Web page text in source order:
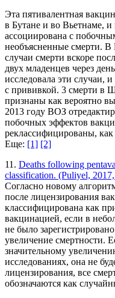
Эта пятивалентная
в Бутане и во Вьетнаме, и
ассоциирована с
необъясненные смерти.
случаи смерти вскоре
двух младенцев через
исследовала эти случаи,
с прививкой. 3 смерти в
признаны как вероятно
2013 году ВОЗ
побочных эффектов
реклассифицированы,
Еще: [1] [2]
11. Deaths following
classification. (Puliyel,
Согласно новому
после лицензирования
классифицирована как
вакцинацией, если в
не было
увеличение смертности.
значительному
исследованиях, онa не
лицензирования, все
обозначаются как